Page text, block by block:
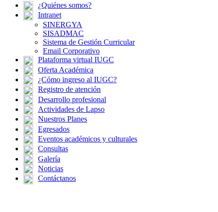
¿Quiénes somos?
Intranet
SINERGYA
SISADMAC
Sistema de Gestión Curricular
Email Corporativo
Plataforma virtual IUGC
Oferta Académica
¿Cómo ingreso al IUGC?
Registro de atención
Desarrollo profesional
Actividades de Lapso
Nuestros Planes
Egresados
Eventos académicos y culturales
Consultas
Galería
Noticias
Contáctanos